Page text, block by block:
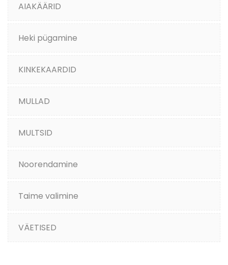
AIAKÄÄRID
Heki pügamine
KINKEKAARDID
MULLAD
MULTSID
Noorendamine
Taime valimine
VÄETISED